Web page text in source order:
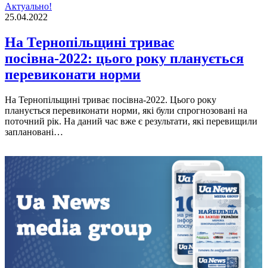
Актуально!
25.04.2022
На Тернопільщині триває
посівна-2022: цього року планується
перевиконати норми
На Тернопільщині триває посівна-2022. Цього року
планується перевиконати норми, які були спрогнозовані на
поточний рік. На даний час вже є результати, які перевищили
заплановані…